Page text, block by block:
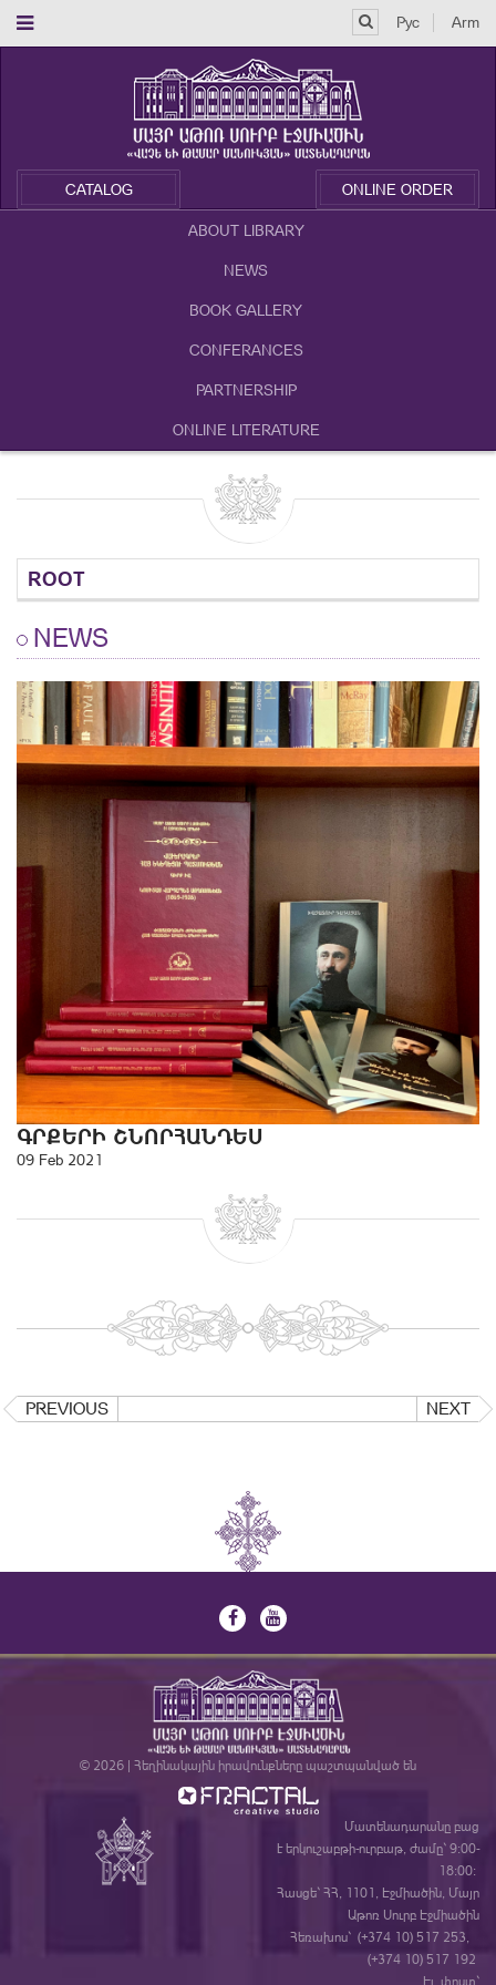
Рус Arm
CATALOG ONLINE ORDER
ABOUT LIBRARY
NEWS
BOOK GALLERY
CONFERANCES
PARTNERSHIP
ONLINE LITERATURE
ROOT
NEWS
ԳՐՔԵՐԻ ՇՆՈՐՀԱՆԴԵՍ
09 Feb 2021
PREVIOUS NEXT
© 2026 | Հեղինակային իրավունքները պաշտպանված են
Մատենադարանը բաց
է երկուշաբթի-ուրբաթ, ժամը` 9:00-
18:00:
Հասցե` ՀՀ, 1101, Էջմիածին, Մայր
Աթոռ Սուրբ Էջմիածին
Հեռախոս` (+374 10) 517 253,
(+374 10) 517 192
Էլ. փոստ`